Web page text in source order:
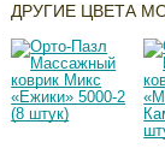
ДРУГИЕ ЦВЕТА